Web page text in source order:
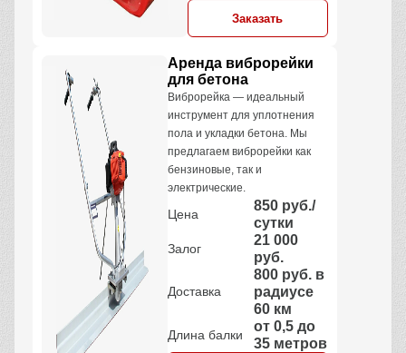
Заказать
Аренда виброрейки
для бетона
Виброрейка — идеальный
инструмент для уплотнения
пола и укладки бетона. Мы
предлагаем виброрейки как
бензиновые, так и
электрические.
Цена
850 руб./
сутки
Залог
21 000
руб.
Доставка
800 руб. в
радиусе
60 км
Длина балки
от 0,5 до
35 метров